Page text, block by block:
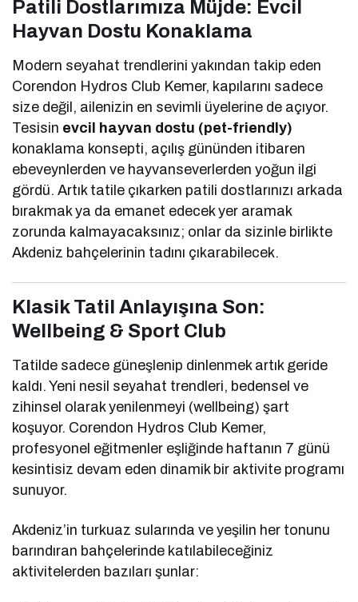
Patili Dostlarımıza Müjde: Evcil
Hayvan Dostu Konaklama
Modern seyahat trendlerini yakından takip eden
Corendon Hydros Club Kemer, kapılarını sadece
size değil, ailenizin en sevimli üyelerine de açıyor.
Tesisin evcil hayvan dostu (pet-friendly)
konaklama konsepti, açılış gününden itibaren
ebeveynlerden ve hayvanseverlerden yoğun ilgi
gördü. Artık tatile çıkarken patili dostlarınızı arkada
bırakmak ya da emanet edecek yer aramak
zorunda kalmayacaksınız; onlar da sizinle birlikte
Akdeniz bahçelerinin tadını çıkarabilecek.
Klasik Tatil Anlayışına Son:
Wellbeing & Sport Club
Tatilde sadece güneşlenip dinlenmek artık geride
kaldı. Yeni nesil seyahat trendleri, bedensel ve
zihinsel olarak yenilenmeyi (wellbeing) şart
koşuyor. Corendon Hydros Club Kemer,
profesyonel eğitmenler eşliğinde haftanın 7 günü
kesintisiz devam eden dinamik bir aktivite programı
sunuyor.
Akdeniz’in turkuaz sularında ve yeşilin her tonunu
barındıran bahçelerinde katılabileceğiniz
aktivitelerden bazıları şunlar: